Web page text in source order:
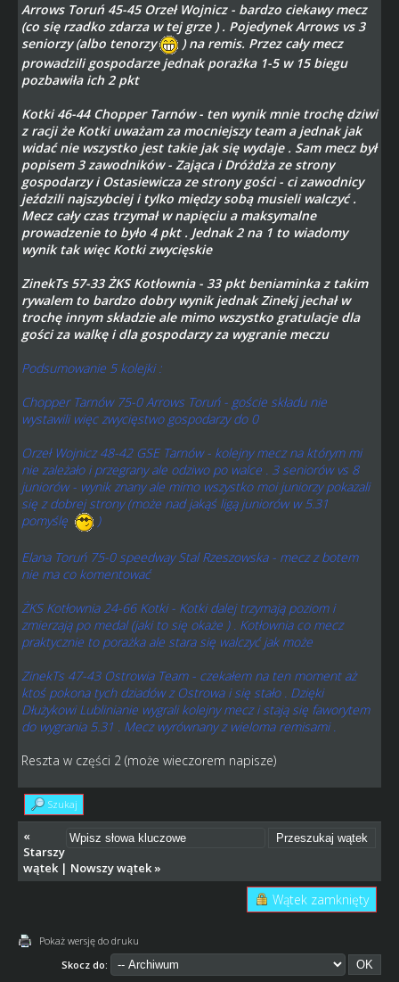
Arrows Toruń 45-45 Orzeł Wojnicz - bardzo ciekawy mecz
(co się rzadko zdarza w tej grze ) . Pojedynek Arrows vs 3
seniorzy (albo tenorzy
) na remis. Przez cały mecz
prowadzili gospodarze jednak porażka 1-5 w 15 biegu
pozbawiła ich 2 pkt
Kotki 46-44 Chopper Tarnów - ten wynik mnie trochę dziwi
z racji że Kotki uważam za mocniejszy team a jednak jak
widać nie wszystko jest takie jak się wydaje . Sam mecz był
popisem 3 zawodników - Zająca i Dróżdża ze strony
gospodarzy i Ostasiewicza ze strony gości - ci zawodnicy
jeździli najszybciej i tylko między sobą musieli walczyć .
Mecz cały czas trzymał w napięciu a maksymalne
prowadzenie to było 4 pkt . Jednak 2 na 1 to wiadomy
wynik tak więc Kotki zwycięskie
ZinekTs 57-33 ŻKS Kotłownia - 33 pkt beniaminka z takim
rywalem to bardzo dobry wynik jednak Zinekj jechał w
trochę innym składzie ale mimo wszystko gratulacje dla
gości za walkę i dla gospodarzy za wygranie meczu
Podsumowanie 5 kolejki :
Chopper Tarnów 75-0 Arrows Toruń - goście składu nie
wystawili więc zwycięstwo gospodarzy do 0
Orzeł Wojnicz 48-42 GSE Tarnów - kolejny mecz na którym mi
nie zależało i przegrany ale odziwo po walce . 3 seniorów vs 8
juniorów - wynik znany ale mimo wszystko moi juniorzy pokazali
się z dobrej strony (może nad jakąś ligą juniorów w 5.31
pomyślę
)
Elana Toruń 75-0 speedway Stal Rzeszowska - mecz z botem
nie ma co komentować
ŻKS Kotłownia 24-66 Kotki - Kotki dalej trzymają poziom i
zmierzają po medal (jaki to się okaże ) . Kotłownia co mecz
praktycznie to porażka ale stara się walczyć jak może
ZinekTs 47-43 Ostrowia Team - czekałem na ten moment aż
ktoś pokona tych dziadów z Ostrowa i się stało . Dzięki
Dłużykowi Lublinianie wygrali kolejny mecz i stają się faworytem
do wygrania 5.31 . Mecz wyrównany z wieloma remisami .
Reszta w części 2 (może wieczorem napisze)
Szukaj
«
Starszy
wątek| Nowszy wątek»
Wątek zamknięty
Pokaż wersję do druku
Skocz do: